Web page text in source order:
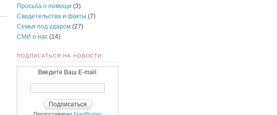
Просьба о помощи (3)
Свидетельства и факты (7)
Семья под ударом (27)
СМИ о нас (14)
ПОДПИСАТЬСЯ НА НОВОСТИ:
Введите Ваш E-mail: